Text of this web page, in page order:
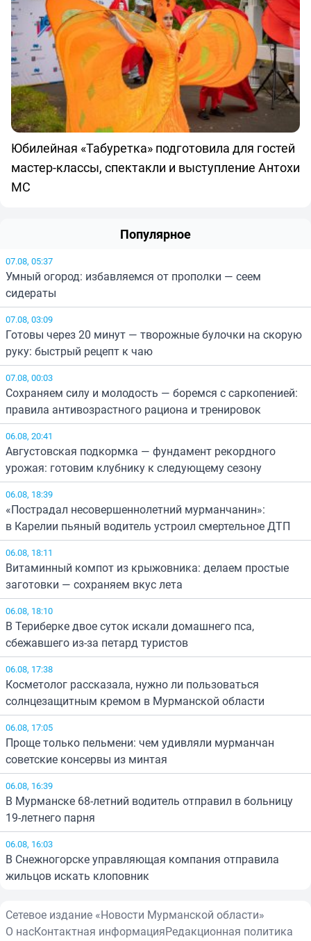
Юбилейная «Табуретка» подготовила для гостей
мастер-классы, спектакли и выступление Антохи
МС
Популярное
07.08, 05:37
Умный огород: избавляемся от прополки — сеем
сидераты
07.08, 03:09
Готовы через 20 минут — творожные булочки на скорую
руку: быстрый рецепт к чаю
07.08, 00:03
Сохраняем силу и молодость — боремся с саркопенией:
правила антивозрастного рациона и тренировок
06.08, 20:41
Августовская подкормка — фундамент рекордного
урожая: готовим клубнику к следующему сезону
06.08, 18:39
«Пострадал несовершеннолетний мурманчанин»:
в Карелии пьяный водитель устроил смертельное ДТП
06.08, 18:11
Витаминный компот из крыжовника: делаем простые
заготовки — сохраняем вкус лета
06.08, 18:10
В Териберке двое суток искали домашнего пса,
сбежавшего из-за петард туристов
06.08, 17:38
Косметолог рассказала, нужно ли пользоваться
солнцезащитным кремом в Мурманской области
06.08, 17:05
Проще только пельмени: чем удивляли мурманчан
советские консервы из минтая
06.08, 16:39
В Мурманске 68-летний водитель отправил в больницу
19-летнего парня
06.08, 16:03
В Снежногорске управляющая компания отправила
жильцов искать клоповник
Сетевое издание «Новости Мурманской области»
О насКонтактная информацияРедакционная политика